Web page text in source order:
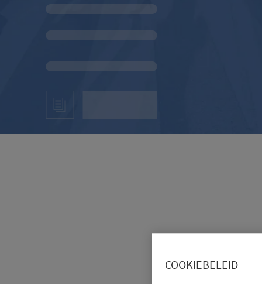
COOKIEBELEID